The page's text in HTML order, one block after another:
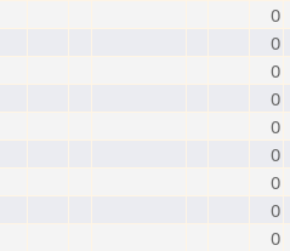
0
0
0
0
0
0
0
0
0